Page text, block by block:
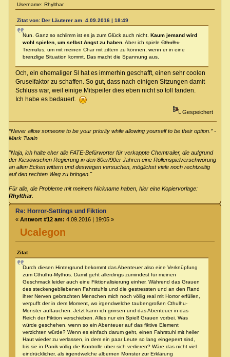
Username: Rhylthar
Zitat von: Der Läuterer am 4.09.2016 | 18:49
Nun. Ganz so schlimm ist es ja zum Glück auch nicht. Kaum jemand wird
wohl spielen, um selbst Angst zu haben.Aber ich spieleCthulhu
Tremulus, um mit meinen Char mit zittern zu können, wenn er in eine
brenzlige Situation kommt. Das macht die Spannung aus.
Och, ein ehemaliger Sl hat es immerhin geschafft, einen sehr coolen
Gruselfaktor zu schaffen. So gut, dass nach einigen Sitzungen damit
Schluss war, weil einige Mitspeiler dies eben nicht so toll fanden.
Ich habe es bedauert.
Gespeichert
“Never allow someone to be your priority while allowing yourself to be their option.” -
Mark Twain
"Naja, ich halte eher alle FATE-Befürworter für verkappte Chemtrailer, die aufgrund
der Kiesowschen Regierung in den 80er/90er Jahren eine Rollenspielverschwörung
an allen Ecken wittern und deswegen versuchen, möglichst viele noch rechtzeitig
auf den rechten Weg zu bringen."
Für alle, die Probleme mit meinem Nickname haben, hier eine Kopiervorlage:
Rhylthar.
Ucalegon
Re: Horror-Settings und Fiktion
« Antwort #12 am: 4.09.2016 | 19:05 »
Zitat
Durch diesen Hintergrund bekommt das Abenteuer also eine Verknüpfung
zum Cthulhu-Mythos. Damit geht allerdings zumindest für meinen
Geschmack leider auch eine Fiktionalisierung einher. Während das Grauen
des steckengebliebenen Fahrstuhls und die gestressten und an den Rand
ihrer Nerven gebrachten Menschen mich noch völlig real mit Horror erfüllen,
verpufft der in dem Moment, wo irgendwelche taubengroßen Cthulhu-
Monster auftauchen. Jetzt kann ich grinsen und das Abenteuer in das
Reich der Fiktion verschieben. Alles nur ein Spiel! Grauen vorbei. Was
würde geschehen, wenn so ein Abenteuer auf das fiktive Element
verzichten würde? Wenn es einfach darum geht, einen Fahrstuhl mit heiler
Haut wieder zu verlassen, in dem ein paar Leute so lang eingeperrt sind,
bis sie in Panik völlig die Kontrolle über sich verlieren? Wäre das nicht viel
eindrücklicher, als irgendwelche albernen Monster zur Erklärung